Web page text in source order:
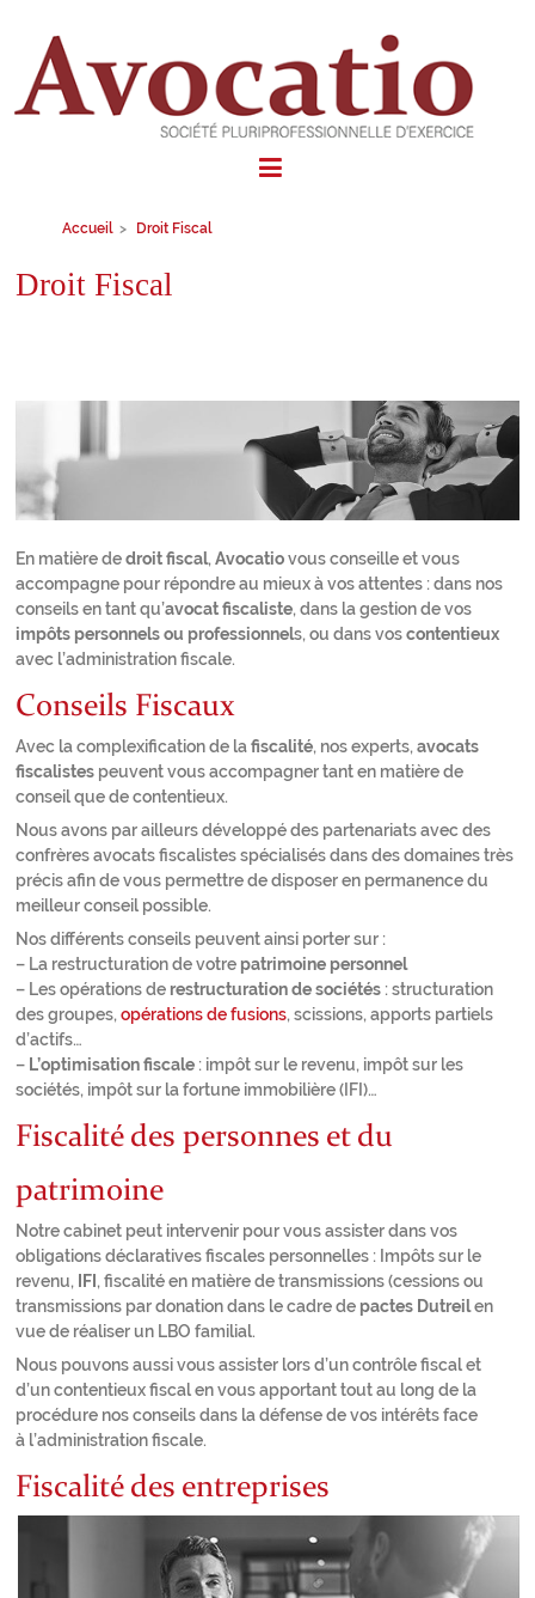
Pluriprofessionnelle
Accueil > Droit Fiscal
Droit Fiscal
En matière dedroit fiscal,Avocatiovous conseille et vous
accompagne pour répondre au mieux à vos attentes : dans nos
conseils en tant qu’avocat fiscaliste, dans la gestion de vos
impôts personnels ou professionnels, ou dans voscontentieux
avec l’administration fiscale.
Conseils Fiscaux
Avec la complexification de lafiscalité, nos experts,avocats
fiscalistes peuvent vous accompagner tant en matière de
conseil que de contentieux.
Nous avons par ailleurs développé des partenariats avec des
confrères avocats fiscalistes spécialisés dans des domaines très
précis afin de vous permettre de disposer en permanence du
meilleur conseil possible.
Nos différents conseils peuvent ainsi porter sur :
– La restructuration de votre patrimoine personnel
– Les opérations de restructuration de sociétés : structuration
des groupes,opérations de fusions, scissions, apports partiels
d’actifs…
– L’optimisation fiscale : impôt sur le revenu, impôt sur les
sociétés, impôt sur la fortune immobilière (IFI)…
Fiscalité des personnes et du
patrimoine
Notre cabinet peut intervenir pour vous assister dans vos
obligations déclaratives fiscales personnelles : Impôts sur le
revenu,
IFI , fiscalité en matière de transmissions (cessions ou
transmissions par donation dans le cadre de pactes Dutreilen
vue de réaliser un LBO familial.
Nous pouvons aussi vous assister lors d’un contrôle fiscal et
d’un contentieux fiscal en vous apportant tout au long de la
procédure nos conseils dans la défense de vos intérêts face
à l’administration fiscale.
Fiscalité des entreprises